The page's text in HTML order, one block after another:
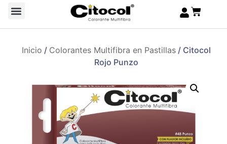
Inicio / Colorantes Multifibra en Pastillas/ Citocol
Rojo Punzo